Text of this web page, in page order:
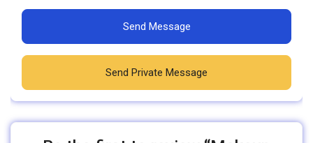
Send Message
Send Private Message